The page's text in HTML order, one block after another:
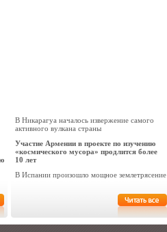
В Никарагуа началось извержение самого
активного вулкана страны
Участие Армении в проекте по изучению
«космического мусора» продлится более
10 лет
В Испании произошло мощное землетрясение